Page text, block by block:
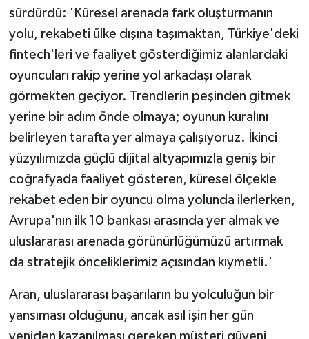
sürdürdü: 'Küresel arenada fark oluşturmanın
yolu, rekabeti ülke dışına taşımaktan, Türkiye'deki
fintech'leri ve faaliyet gösterdiğimiz alanlardaki
oyuncuları rakip yerine yol arkadaşı olarak
görmekten geçiyor. Trendlerin peşinden gitmek
yerine bir adım önde olmaya; oyunun kuralını
belirleyen tarafta yer almaya çalışıyoruz. İkinci
yüzyılımızda güçlü dijital altyapımızla geniş bir
coğrafyada faaliyet gösteren, küresel ölçekle
rekabet eden bir oyuncu olma yolunda ilerlerken,
Avrupa'nın ilk 10 bankası arasında yer almak ve
uluslararası arenada görünürlüğümüzü artırmak
da stratejik önceliklerimiz açısından kıymetli.'
Aran, uluslararası başarıların bu yolculuğun bir
yansıması olduğunu, ancak asıl işin her gün
yeniden kazanılması gereken müşteri güveni